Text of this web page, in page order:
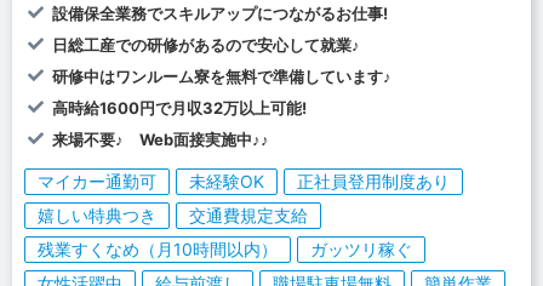
設備保全業務でスキルアップにつながるお仕事!
日総工産での研修があるので安心して就業♪
研修中はワンルーム寮を無料で準備しています♪
高時給1600円で月収32万以上可能!
来場不要♪ Web面接実施中♪♪
マイカー通勤可 未経験OK
正社員登用制度あり
嬉しい特典つき
交通費規定支給
残業すくなめ（月10時間以内）
ガッツリ稼ぐ